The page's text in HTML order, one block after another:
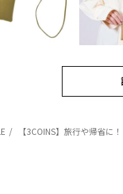
【3COINS】旅行や帰省に